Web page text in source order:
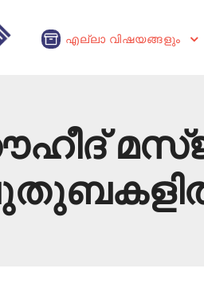
എല്ലാ വിഷയങ്ങളും